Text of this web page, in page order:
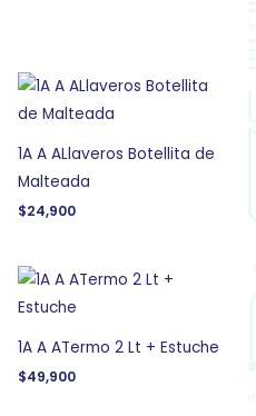
1A A ALlaveros Botellita de
Malteada
$24,900
1A A ATermo 2 Lt + Estuche
$49,900